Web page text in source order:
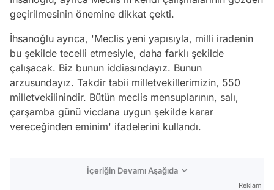
geçirilmesinin önemine dikkat çekti.
İhsanoğlu ayrıca, 'Meclis yeni yapısıyla, milli iradenin
bu şekilde tecelli etmesiyle, daha farklı şekilde
çalışacak. Biz bunun iddiasındayız. Bunun
arzusundayız. Takdir tabii milletvekillerimizin, 550
milletvekilinindir. Bütün meclis mensuplarının, salı,
çarşamba günü vicdana uygun şekilde karar
vereceğinden eminim' ifadelerini kullandı.
İçeriğin Devamı Aşağıda
Reklam